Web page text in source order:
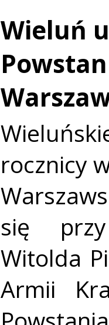
Wieluń
rocznicy
się
Witolda
Armii